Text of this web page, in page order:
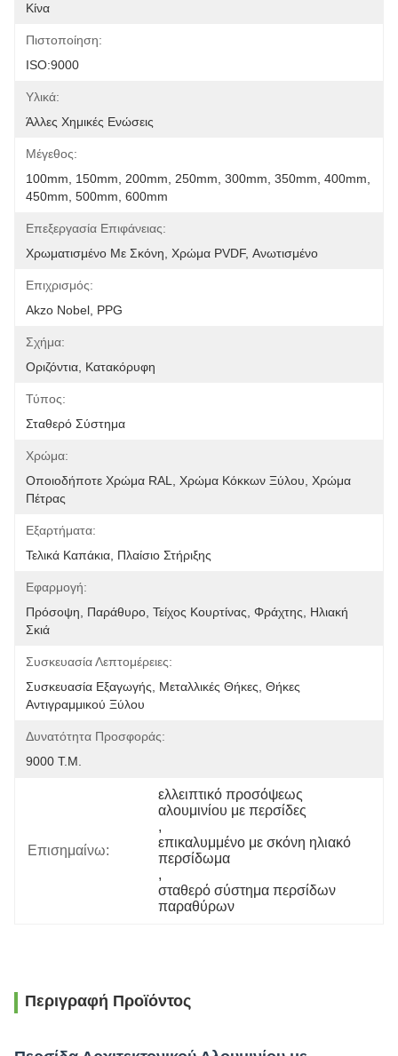
Κίνα
Πιστοποίηση:
ISO:9000
Υλικά:
Άλλες Χημικές Ενώσεις
Μέγεθος:
100mm, 150mm, 200mm, 250mm, 300mm, 350mm, 400mm,
450mm, 500mm, 600mm
Επεξεργασία Επιφάνειας:
Χρωματισμένο Με Σκόνη, Χρώμα PVDF, Ανωτισμένο
Επιχρισμός:
Akzo Nobel, PPG
Σχήμα:
Οριζόντια, Κατακόρυφη
Τύπος:
Σταθερό Σύστημα
Χρώμα:
Οποιοδήποτε Χρώμα RAL, Χρώμα Κόκκων Ξύλου, Χρώμα
Πέτρας
Εξαρτήματα:
Τελικά Καπάκια, Πλαίσιο Στήριξης
Εφαρμογή:
Πρόσοψη, Παράθυρο, Τείχος Κουρτίνας, Φράχτης, Ηλιακή
Σκιά
Συσκευασία Λεπτομέρειες:
Συσκευασία Εξαγωγής, Μεταλλικές Θήκες, Θήκες
Αντιγραμμικού Ξύλου
Δυνατότητα Προσφοράς:
9000 Τ.μ.
Επισημαίνω:
ελλειπτικό προσόψεως
αλουμινίου με περσίδες
,
επικαλυμμένο με σκόνη ηλιακό
περσίδωμα
,
σταθερό σύστημα περσίδων
παραθύρων
Περιγραφή Προϊόντος